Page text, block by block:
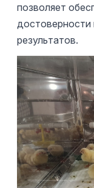
позволяет
достоверности
результатов.